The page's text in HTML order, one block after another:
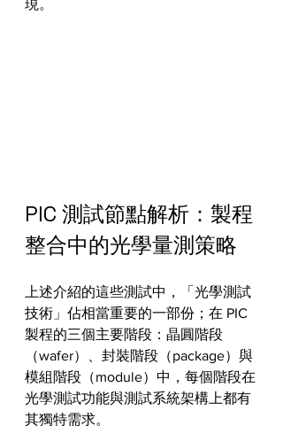
現。
PIC 測試節點解析：製程
整合中的光學量測策略
上述介紹的這些測試中，「光學測試
技術」佔相當重要的一部份；在 PIC
製程的三個主要階段：晶圓階段
（wafer）、封裝階段（package）與
模組階段（module）中，每個階段在
光學測試功能與測試系統架構上都有
其獨特需求。